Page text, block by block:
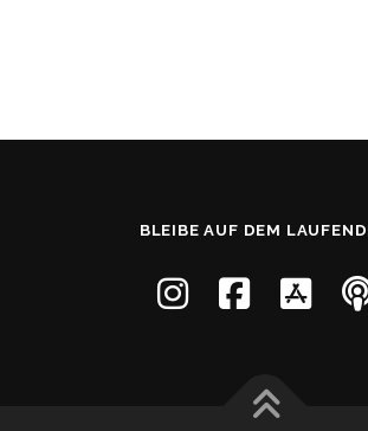
BLEIBE AUF DEM